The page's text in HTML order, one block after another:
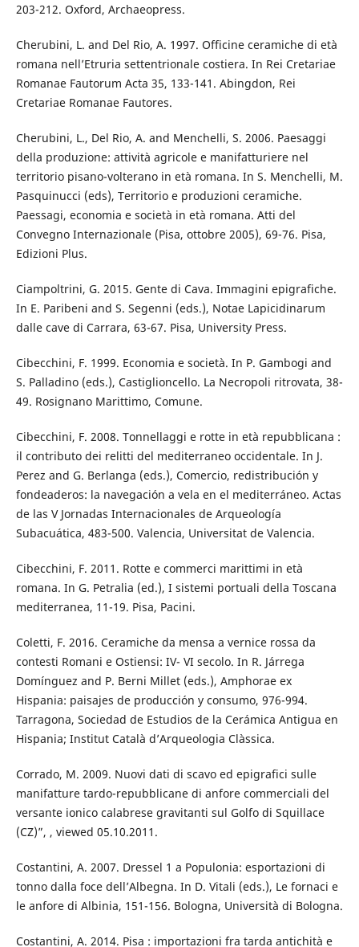
203-212. Oxford, Archaeopress.
Cherubini, L. and Del Rio, A. 1997. Officine ceramiche di età
romana nell’Etruria settentrionale costiera. In Rei Cretariae
Romanae Fautorum Acta 35, 133-141. Abingdon, Rei
Cretariae Romanae Fautores.
Cherubini, L., Del Rio, A. and Menchelli, S. 2006. Paesaggi
della produzione: attività agricole e manifatturiere nel
territorio pisano-volterano in età romana. In S. Menchelli, M.
Pasquinucci (eds), Territorio e produzioni ceramiche.
Paessagi, economia e società in età romana. Atti del
Convegno Internazionale (Pisa, ottobre 2005), 69-76. Pisa,
Edizioni Plus.
Ciampoltrini, G. 2015. Gente di Cava. Immagini epigrafiche.
In E. Paribeni and S. Segenni (eds.), Notae Lapicidinarum
dalle cave di Carrara, 63-67. Pisa, University Press.
Cibecchini, F. 1999. Economia e società. In P. Gambogi and
S. Palladino (eds.), Castiglioncello. La Necropoli ritrovata, 38-
49. Rosignano Marittimo, Comune.
Cibecchini, F. 2008. Tonnellaggi e rotte in età repubblicana :
il contributo dei relitti del mediterraneo occidentale. In J.
Perez and G. Berlanga (eds.), Comercio, redistribución y
fondeaderos: la navegación a vela en el mediterráneo. Actas
de las V Jornadas Internacionales de Arqueología
Subacuática, 483-500. Valencia, Universitat de Valencia.
Cibecchini, F. 2011. Rotte e commerci marittimi in età
romana. In G. Petralia (ed.), I sistemi portuali della Toscana
mediterranea, 11-19. Pisa, Pacini.
Coletti, F. 2016. Ceramiche da mensa a vernice rossa da
contesti Romani e Ostiensi: IV- VI secolo. In R. Járrega
Domínguez and P. Berni Millet (eds.), Amphorae ex
Hispania: paisajes de producción y consumo, 976-994.
Tarragona, Sociedad de Estudios de la Cerámica Antigua en
Hispania; Institut Català d’Arqueologia Clàssica.
Corrado, M. 2009. Nuovi dati di scavo ed epigrafici sulle
manifatture tardo-repubblicane di anfore commerciali del
versante ionico calabrese gravitanti sul Golfo di Squillace
(CZ)”, , viewed 05.10.2011.
Costantini, A. 2007. Dressel 1 a Populonia: esportazioni di
tonno dalla foce dell’Albegna. In D. Vitali (eds.), Le fornaci e
le anfore di Albinia, 151-156. Bologna, Università di Bologna.
Costantini, A. 2014. Pisa : importazioni fra tarda antichità e